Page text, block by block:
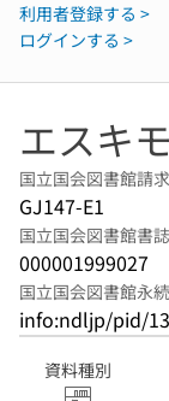
利用者登録する >
ログインする >
エスキ
国立国会図書館請
GJ147-E1
国立国会図書館書
000001999027
国立国会図書館永
info:ndljp/pid/
資料種別